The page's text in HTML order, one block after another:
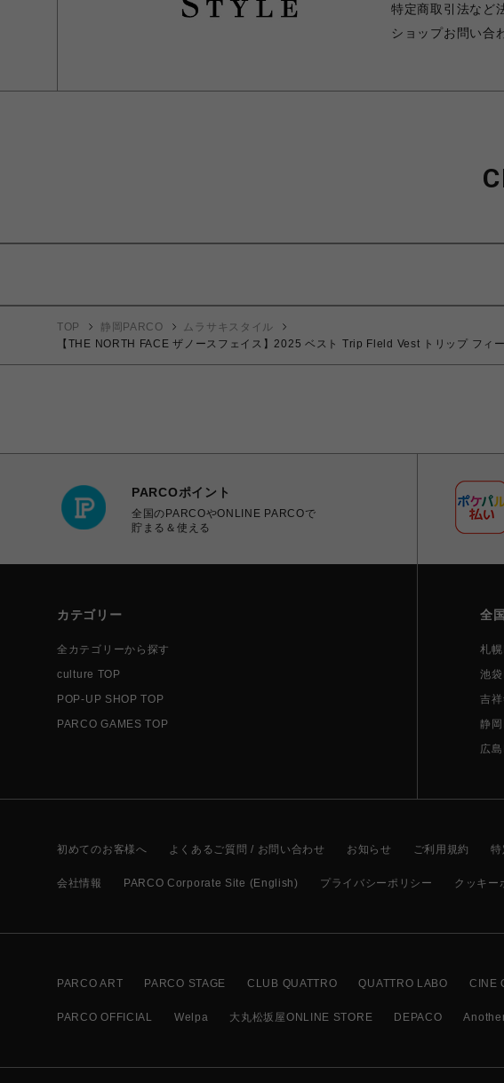
特定商取引法など
ショップお問い合
TOP 静岡PARCO
ムラサキスタイル
【THE NORTH FACE ザノースフェイス】2025 ベスト Trip Fleld Vest トリップ フ
PARCOポイント
全国のPARCOやONLINE PARCOで
貯まる＆使える
カテゴリー
全カテゴリーから探す
culture TOP
POP-UP SHOP TOP
PARCO GAMES TOP
全
札
池
吉
静
広
初めてのお客様へ よくあるご質問 / お問い合わせ お知らせ ご利用規約 特
会社情報 PARCO Corporate Site (English) プライバシーポリシー クッキー
PARCO ART PARCO STAGE CLUB QUATTRO QUATTRO LABO CINE
PARCO OFFICIAL Welpa 大丸松坂屋ONLINE STORE DEPACO